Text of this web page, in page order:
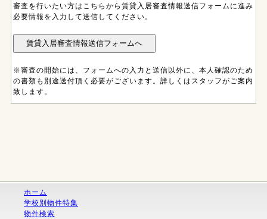
審査を行いたい方はこちらから賃貸入居審査情報送信フォームに進み
必要情報を入力して送信してください。
※審査の開始には、フォームへの入力と送信以外に、本人確認のため
の書類も別途送付頂く必要がございます。詳しくはスタッフがご案内
致します。
ホーム
学校別物件特集
物件検索